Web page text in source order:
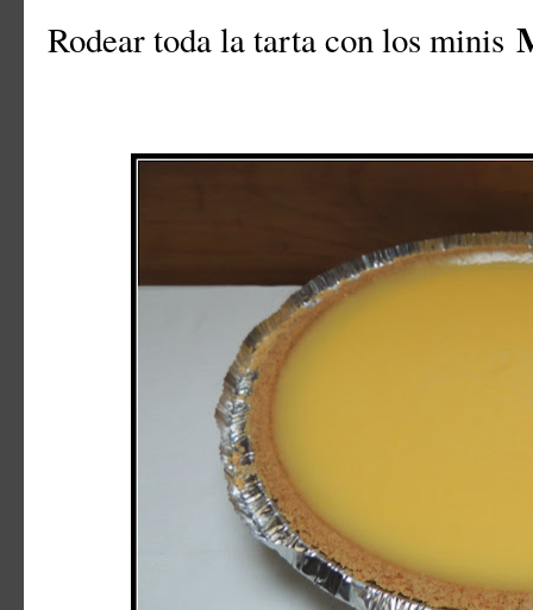
Rodear toda la tarta con los minis